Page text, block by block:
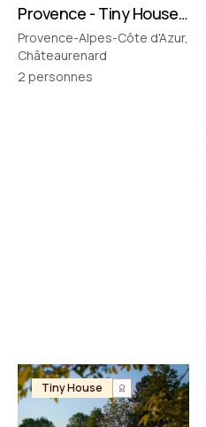
Provence - Tiny House
avec Jacuzzi en
Provence
Provence-Alpes-Côte d'Azur,
Châteaurenard
2 personnes
Tiny House